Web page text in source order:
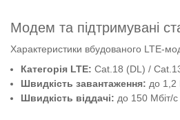
Модем та підтримувані
Характеристики вбудованого LTE-
Категорія LTE: Cat.18 (DL) /
Швидкість завантаження: до 1,2
Швидкість віддачі: до 150 Мбіт/с